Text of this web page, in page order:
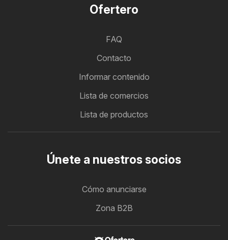
Ofertero
FAQ
Contacto
Informar contenido
Lista de comercios
Lista de productos
Únete a nuestros socios
Cómo anunciarse
Zona B2B